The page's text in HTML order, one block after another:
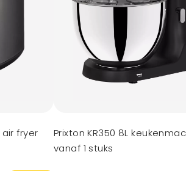
air fryer
Prixton KR350 8L
vanaf 1 stuks